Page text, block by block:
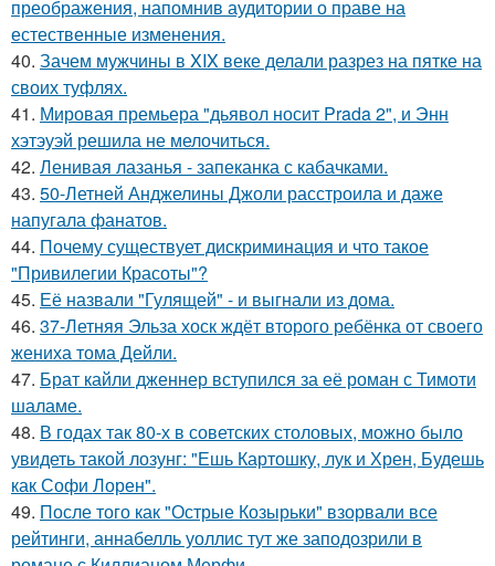
преображения, напомнив аудитории о праве на
естественные изменения.
40. Зачем мужчины в XIX веке делали разрез на пятке на
своих туфлях.
41. Мировая премьера "дьявол носит Prada 2", и Энн
хэтэуэй решила не мелочиться.
42. Ленивая лазанья - запеканка с кабачками.
43. 50-Летней Анджелины Джоли расстроила и даже
напугала фанатов.
44. Почему существует дискриминация и что такое
"Привилегии Красоты"?
45. Её назвали "Гулящей" - и выгнали из дома.
46. 37-Летняя Эльза хоск ждёт второго ребёнка от своего
жениха тома Дейли.
47. Брат кайли дженнер вступился за её роман с Тимоти
шаламе.
48. В годах так 80-х в советских столовых, можно было
увидеть такой лозунг: "Ешь Картошку, лук и Хрен, Будешь
как Софи Лорен".
49. После того как "Острые Козырьки" взорвали все
рейтинги, аннабелль уоллис тут же заподозрили в